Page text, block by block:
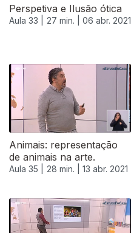
Perspetiva e Ilusão ótica
Aula 33 | 27 min. | 06 abr. 2021
Animais: representação
de animais na arte.
Aula 35 | 28 min. | 13 abr. 2021